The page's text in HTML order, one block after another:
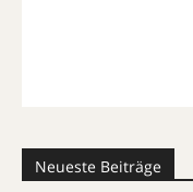
Neueste Beiträge